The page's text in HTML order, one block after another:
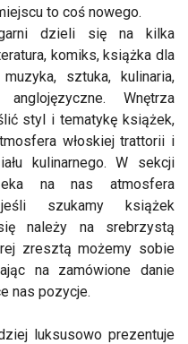
to coś nowego.
dzieli się na kilka
komiks, książka dla
sztuka, kulinaria,
Wnętrza
styl i tematykę książek,
włoskiej trattorii i
kulinarnego. W sekcji
na nas atmosfera
szukamy książek
należy na srebrzystą
zresztą możemy sobie
na zamówione danie
nas pozycje.
luksusowo prezentuje